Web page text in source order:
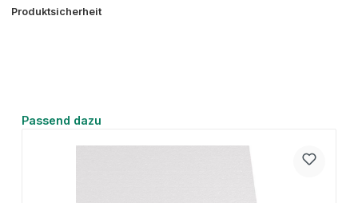
Produktsicherheit
Produktgalerie überspringen
Passend dazu